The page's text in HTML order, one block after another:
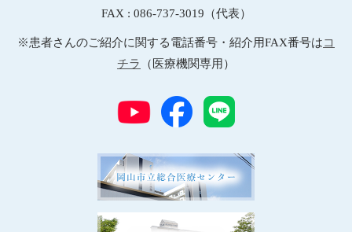
FAX : 086-737-3019（代表）
※患者さんのご紹介に関する電話番号・紹介用FAX番号はコ
チラ
（医療機関専用）